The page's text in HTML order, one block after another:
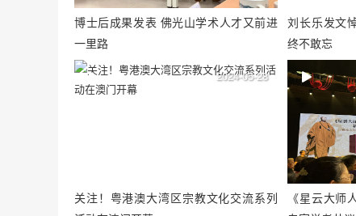
博士后成果发表 佛光山学术人才又前进
一里路
刘长乐发文
终不敢忘
关注！粤港澳大湾区宗教文化交流系列
2024-05-28
《星云大师